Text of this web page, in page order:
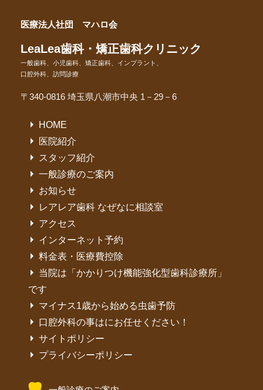
医療法人社団 マハロ会
LeaLea歯科・矯正歯科クリニック
一般歯科、小児歯科、矯正歯科、インプラント、
口腔外科、訪問診療
〒340-0816 埼玉県八潮市中央 1－29－6
HOME
医院紹介
スタッフ紹介
一般診療のご案内
お知らせ
レアレア歯科 なぜなに相談室
アクセス
インターネット予約
料金表・医療費控除
当院は「かかりつけ機能強化型歯科診療所」
です
マイナス1歳から始める虫歯予防
口腔外科の事はにお任せください！
サイトポリシー
プライバシーポリシー